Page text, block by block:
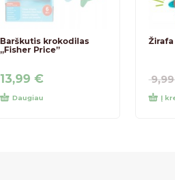
Barškutis krokodilas
„Fisher Price”
13,99 €
Daugiau
Žirafa
Į